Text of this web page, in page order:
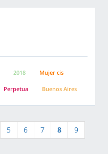
2018 Mujer cis
Perpetua Buenos Aires
5 6 7 8
9